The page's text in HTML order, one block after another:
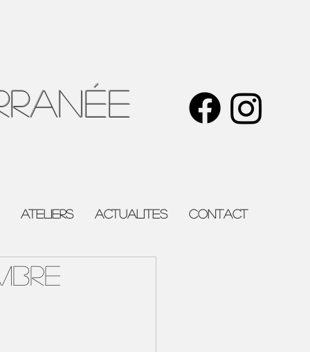
ATELIERS ACTUALITES Contact